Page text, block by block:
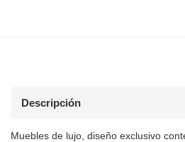
Descripción
Muebles de lujo, diseño exclusivo